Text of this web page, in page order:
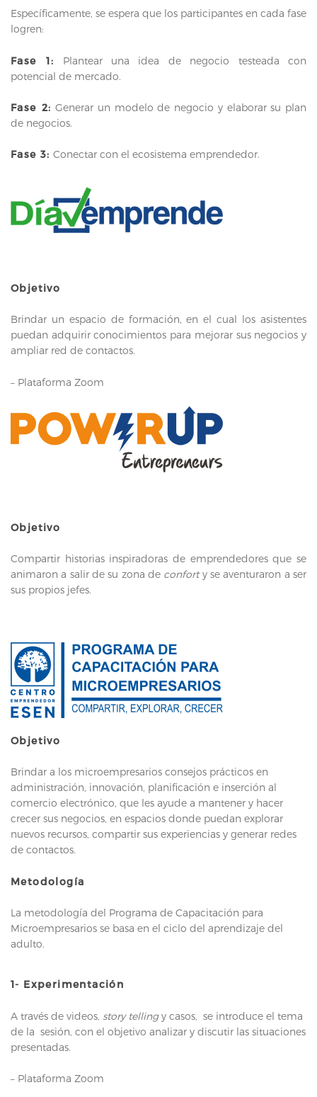
Específicamente, se espera que los participantes en cada fase
logren:
Fase 1: Plantear una idea de negocio testeada con
potencial de mercado.
Fase 2: Generar un modelo de negocio y elaborar su plan
de negocios.
Fase 3: Conectar con el ecosistema emprendedor.
Objetivo
Brindar un espacio de formación, en el cual los asistentes
puedan adquirir conocimientos para mejorar sus negocios y
ampliar red de contactos.
– Plataforma Zoom
Objetivo
Compartir historias inspiradoras de emprendedores que se
animaron a salir de su zona de conforty se aventuraron a ser
sus propios jefes.
Objetivo
Brindar a los microempresarios consejos prácticos en
administración, innovación, planificación e inserción al
comercio electrónico, que les ayude a mantener y hacer
crecer sus negocios, en espacios donde puedan explorar
nuevos recursos, compartir sus experiencias y generar redes
de contactos.
Metodología
La metodología del Programa de Capacitación para
Microempresarios se basa en el ciclo del aprendizaje del
adulto.
1- Experimentación
A través de videos, story tellingy casos, se introduce el tema
de la sesión, con el objetivo analizar y discutir las situaciones
presentadas.
– Plataforma Zoom